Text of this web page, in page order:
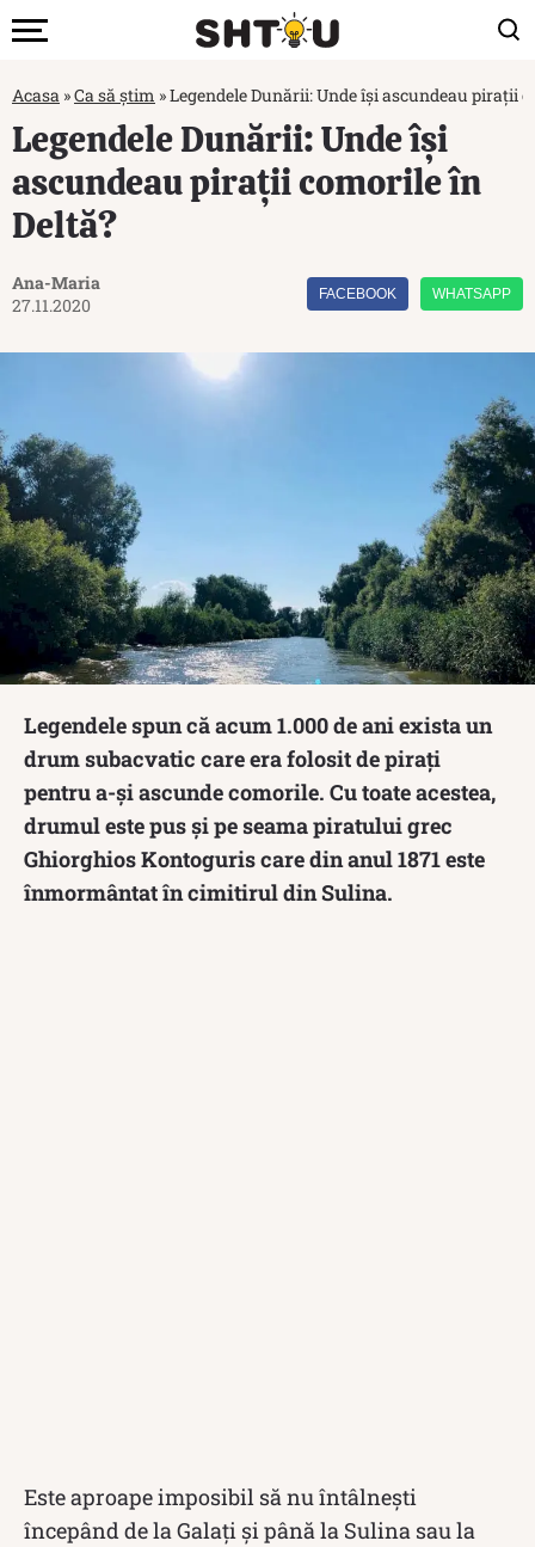
Acasa »Ca să știm »Legendele Dunării: Unde își ascundeau pirații
Legendele Dunării: Unde își
ascundeau pirații comorile în
Deltă?
Ana-Maria
27.11.2020
FACEBOOK WHATSAPP
Legendele spun că acum 1.000 de ani exista un
drum subacvatic care era folosit de pirați
pentru a-și ascunde comorile. Cu toate acestea,
drumul este pus și pe seama piratului grec
Ghiorghios Kontoguris care din anul 1871 este
înmormântat în cimitirul din Sulina.
Este aproape imposibil să nu întâlnești
începând de la Galaţi şi până la Sulina sau la